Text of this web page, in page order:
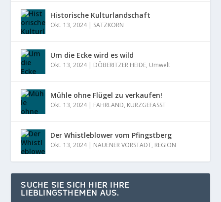
Historische Kulturlandschaft
Okt. 13, 2024| SATZKORN
Um die Ecke wird es wild
Okt. 13, 2024| DÖBERITZER HEIDE, Umwelt
Mühle ohne Flügel zu verkaufen!
Okt. 13, 2024| FAHRLAND, KURZGEFASST
Der Whistleblower vom Pfingstberg
Okt. 13, 2024| NAUENER VORSTADT, REGION
SUCHE SIE SICH HIER IHRE
LIEBLINGSTHEMEN AUS.